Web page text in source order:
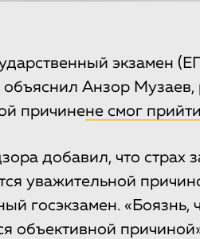
экзамен
объяснил Анзор
причинене смог
добавил, что страх
уважительной
госэкзамен. «Боязнь,
объективной